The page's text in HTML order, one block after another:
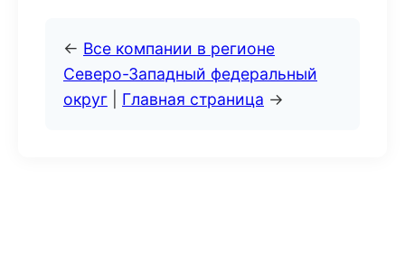
← Все компании в регионе
Северо-Западный федеральный
округ
Главная страница →